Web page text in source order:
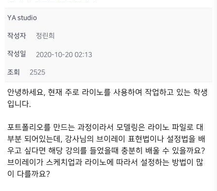
YA studio
작성자 정린희
작성일 2020-10-20 02:13
조회 2525
안녕하세요, 현재 주로 라이노를 사용하여 작업하고 있는 학생
입니다.
포트폴리오를 만드는 과정이라서 모델링은 라이노 파일로 대
부분 되어있는데, 강사님의 브이레이 표현법이나 설정법을 배
우고 싶다면 해당 강의를 들었을때 충분히 배울 수 있을까요?
브이레이가 스케치업과 라이노에 따라서 설정하는 방법이 많
이 다를까요?